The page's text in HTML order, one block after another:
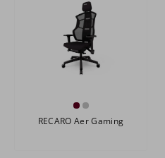
RECARO Aer Gaming